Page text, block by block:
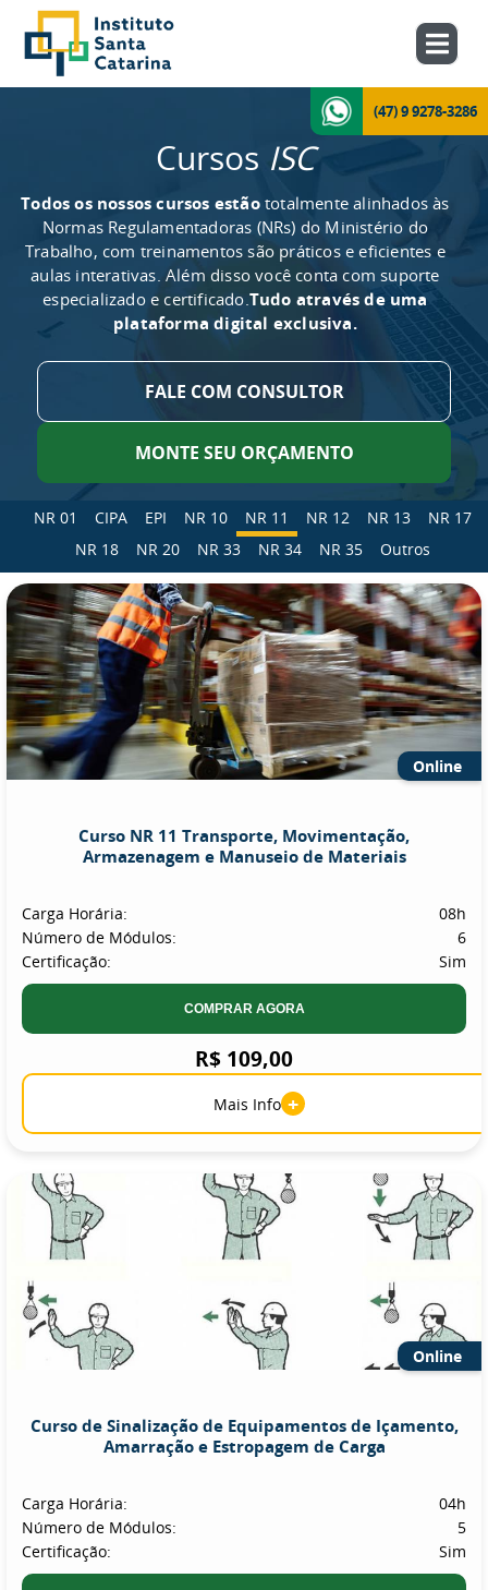
(47) 9 9278-3286
Cursos ISC
Todos os nossos cursos estãototalmente alinhados às
Normas Regulamentadoras (NRs) do Ministério do
Trabalho, com treinamentos são práticos e eficientes e
aulas interativas. Além disso você conta com suporte
especializado e certificado.Tudo através de uma
plataforma digital exclusiva.
FALE COM CONSULTOR
MONTE SEU ORÇAMENTO
NR 01 CIPA EPI NR 10 NR 11 NR 12 NR 13
NR 17
NR 18
NR 20 NR 33 NR 34 NR 35 Outros
Online
Curso NR 11 Transporte, Movimentação,
Armazenagem e Manuseio de Materiais
Carga Horária:
08h
Número de Módulos:
6
Certificação:
Sim
COMPRAR AGORA
R$ 109,00
Mais Info +
Online
Curso de Sinalização de Equipamentos de Içamento,
Amarração e Estropagem de Carga
Carga Horária:
04h
Número de Módulos:
5
Certificação:
Sim